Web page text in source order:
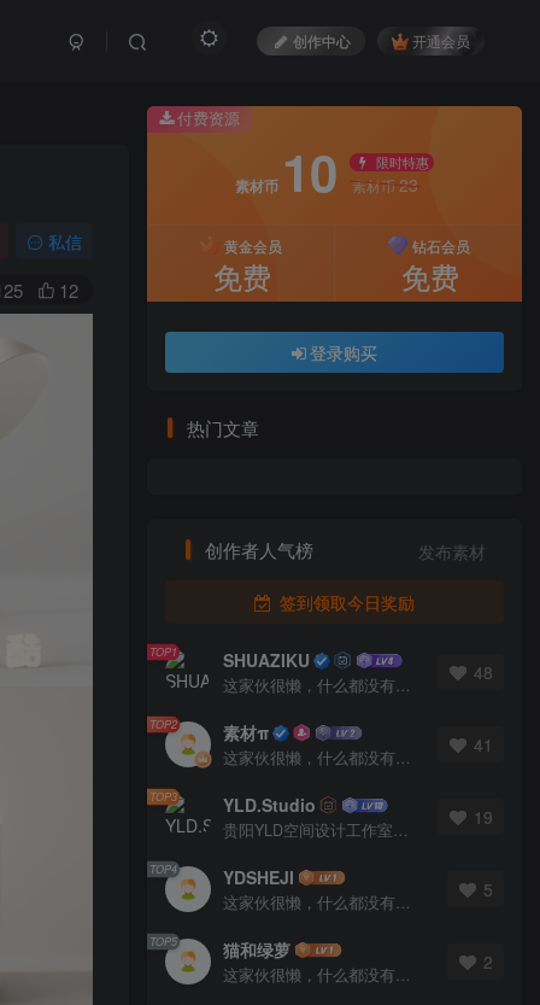
创作中心 开通会员
私信
12
付费资源
素材币 10 限时特惠
素材币23
黄金会员
免费
钻石会员
免费
登录购买
热门文章
创作者人气榜 发布素材
签到领取今日奖励
TOP1 SHUAZIKU
这家伙很懒，什么都没有写...
48
TOP2 素材π
这家伙很懒，什么都没有写...
41
TOP3 YLD.Studio
贵阳YLD空间设计工作室，高端设计图库 ADVANCED CAD TEMPLATE 系列作者。联系邮箱：yld.studio@foxmail.com
19
TOP4 YDSHEJI
这家伙很懒，什么都没有写...
5
TOP5 猫和绿萝
这家伙很懒，什么都没有写...
2